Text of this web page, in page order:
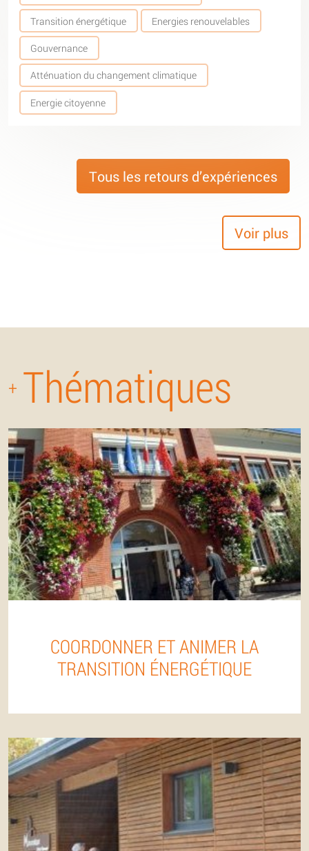
Transition énergétique Energies renouvelables
Gouvernance
Atténuation du changement climatique
Energie citoyenne
Tous les retours d’expériences
Voir plus
+ Thématiques
COORDONNER ET ANIMER LA
TRANSITION ÉNERGÉTIQUE